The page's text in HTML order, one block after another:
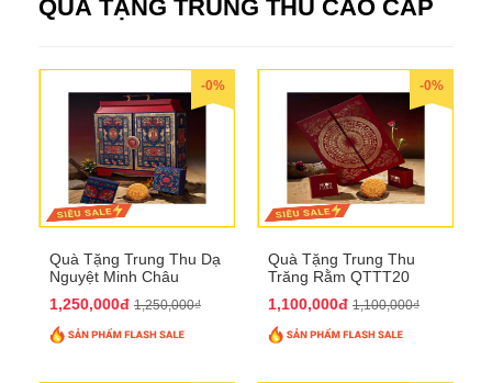
QUÀ TẶNG TRUNG THU CAO CẤP
-0%
Quà Tặng Trung Thu Dạ
Nguyệt Minh Châu
1,250,000đ 1,250,000₫
-0%
Quà Tặng Trung Thu
Trăng Rằm QTTT20
1,100,000đ 1,100,000₫